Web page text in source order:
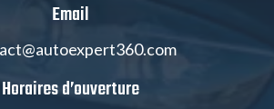
Email
Horaires d’ouverture